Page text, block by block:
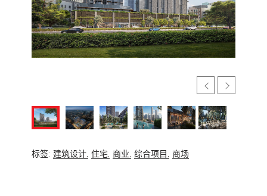
标签: 建筑设计, 住宅, 商业, 综合项目, 商场